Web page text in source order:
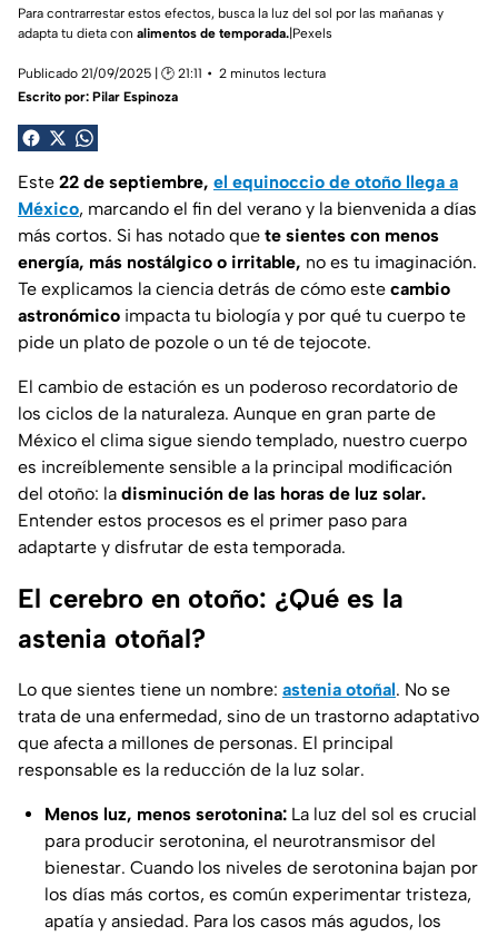
Para contrarrestar estos efectos, busca la luz del sol por las mañanas y
adapta tu dieta con alimentos de temporada. |Pexels
Publicado 21/09/2025 | 🕑 21:11
2 minutos lectura
Escrito por: Pilar Espinoza
Este 22 de septiembre, el equinoccio de otoño llega a
México, marcando el fin del verano y la bienvenida a días
más cortos. Si has notado que te sientes con menos
energía, más nostálgico o irritable, no es tu imaginación.
Te explicamos la ciencia detrás de cómo este cambio
astronómico impacta tu biología y por qué tu cuerpo te
pide un plato de pozole o un té de tejocote.
El cambio de estación es un poderoso recordatorio de
los ciclos de la naturaleza. Aunque en gran parte de
México el clima sigue siendo templado, nuestro cuerpo
es increíblemente sensible a la principal modificación
del otoño: la disminución de las horas de luz solar.
Entender estos procesos es el primer paso para
adaptarte y disfrutar de esta temporada.
El cerebro en otoño: ¿Qué es la
astenia otoñal?
Lo que sientes tiene un nombre: astenia otoñal. No se
trata de una enfermedad, sino de un trastorno adaptativo
que afecta a millones de personas. El principal
responsable es la reducción de la luz solar.
Menos luz, menos serotonina: La luz del sol es crucial
para producir serotonina, el neurotransmisor del
bienestar. Cuando los niveles de serotonina bajan por
los días más cortos, es común experimentar tristeza,
apatía y ansiedad. Para los casos más agudos, los